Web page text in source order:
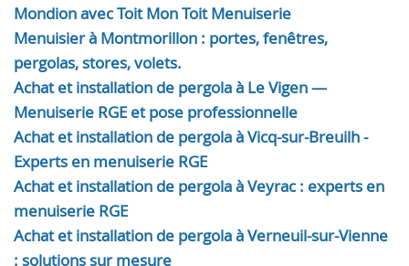
Mondion avec Toit Mon Toit Menuiserie
Menuisier à Montmorillon : portes, fenêtres,
pergolas, stores, volets.
Achat et installation de pergola à Le Vigen —
Menuiserie RGE et pose professionnelle
Achat et installation de pergola à Vicq-sur-Breuilh -
Experts en menuiserie RGE
Achat et installation de pergola à Veyrac : experts en
menuiserie RGE
Achat et installation de pergola à Verneuil-sur-Vienne
: solutions sur mesure